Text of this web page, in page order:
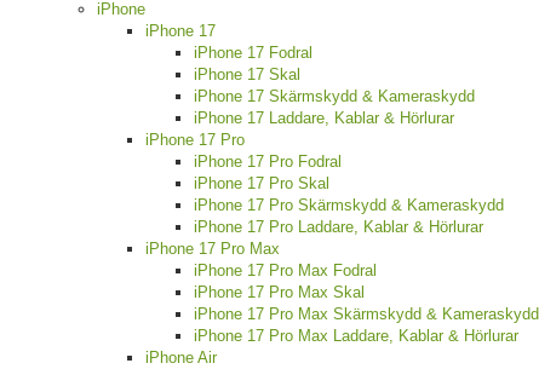
iPhone
iPhone 17
iPhone 17 Fodral
iPhone 17 Skal
iPhone 17 Skärmskydd & Kameraskydd
iPhone 17 Laddare, Kablar & Hörlurar
iPhone 17 Pro
iPhone 17 Pro Fodral
iPhone 17 Pro Skal
iPhone 17 Pro Skärmskydd & Kameraskydd
iPhone 17 Pro Laddare, Kablar & Hörlurar
iPhone 17 Pro Max
iPhone 17 Pro Max Fodral
iPhone 17 Pro Max Skal
iPhone 17 Pro Max Skärmskydd & Kameraskydd
iPhone 17 Pro Max Laddare, Kablar & Hörlurar
iPhone Air